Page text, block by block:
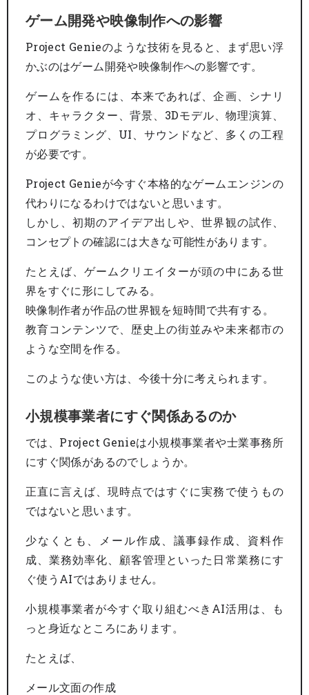
ゲーム開発や映像制作への影響
Project Genieのような技術を見ると、まず思い浮
かぶのはゲーム開発や映像制作への影響です。
ゲームを作るには、本来であれば、企画、シナリ
オ、キャラクター、背景、3Dモデル、物理演算、
プログラミング、UI、サウンドなど、多くの工程
が必要です。
Project Genieが今すぐ本格的なゲームエンジンの
代わりになるわけではないと思います。
しかし、初期のアイデア出しや、世界観の試作、
コンセプトの確認には大きな可能性があります。
たとえば、ゲームクリエイターが頭の中にある世
界をすぐに形にしてみる。
映像制作者が作品の世界観を短時間で共有する。
教育コンテンツで、歴史上の街並みや未来都市の
ような空間を作る。
このような使い方は、今後十分に考えられます。
小規模事業者にすぐ関係あるのか
では、Project Genieは小規模事業者や士業事務所
にすぐ関係があるのでしょうか。
正直に言えば、現時点ではすぐに実務で使うもの
ではないと思います。
少なくとも、メール作成、議事録作成、資料作
成、業務効率化、顧客管理といった日常業務にす
ぐ使うAIではありません。
小規模事業者が今すぐ取り組むべきAI活用は、も
っと身近なところにあります。
たとえば、
メール文面の作成